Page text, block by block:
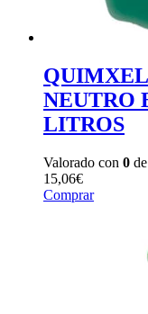
NEUTRO
LITROS
Valorado con 0
15,06€
Comprar